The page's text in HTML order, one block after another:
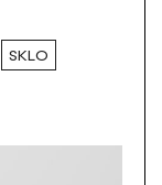
SKLO